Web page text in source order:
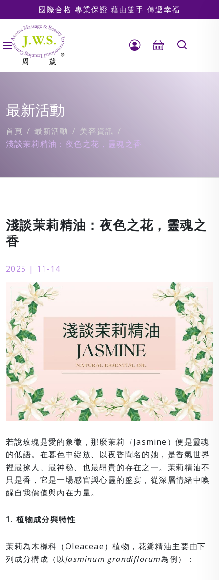
國際合格 專業保證 藉由雙手 傳遞幸福
最新活動
首頁 最新活動
美容資訊
淺談茉莉精油：夜色之花，靈魂之香
淺談茉莉精油：夜色之花，靈魂之
香
2025 | 11-14
若說玫瑰是愛的象徵，那麼茉莉（Jasmine）便是靈魂
的低語。在暮色中綻放、以夜香聞名的她，是香氣世界
裡最撩人、最神秘、也最昂貴的存在之一。茉莉精油不
只是香，它是一場感官與心靈的盛宴，從深層情緒中喚
醒自我價值與內在力量。
1. 植物成分與特性
茉莉為木樨科（Oleaceae）植物，花瓣精油主要由下
列成分構成（以Jasminum grandiflorum為例）：